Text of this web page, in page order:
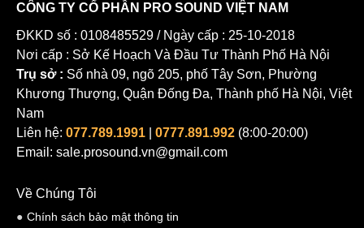
CÔNG TY CỔ PHẦN PRO SOUND VIỆT NAM
ĐKKD số : 0108485529 / Ngày cấp : 25-10-2018
Nơi cấp : Sở Kế Hoạch Và Đầu Tư Thành Phố Hà Nội
Trụ sở : Số nhà 09, ngõ 205, phố Tây Sơn, Phường
Khương Thượng, Quận Đống Đa, Thành phố Hà Nội, Việt
Nam
Liên hệ: 077.789.1991 0777.891.992 (8:00-20:00)
Email: sale.prosound.vn@gmail.com
Về Chúng Tôi
Chính sách bảo mật thông tin